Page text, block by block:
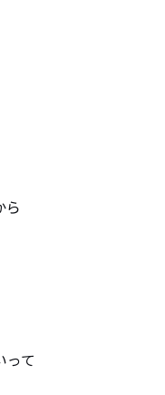
ら
って